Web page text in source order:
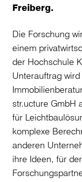
Freiberg.
Die Forschung
einem
der Hochschule
Unterauftrag
str.ucture GmbH
für
komplexe
anderen
ihre Ideen, für